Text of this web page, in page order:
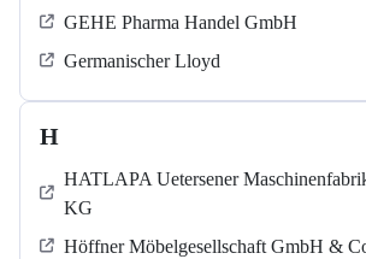
GEHE Pharma Handel GmbH
Germanischer Lloyd
H
HATLAPA Uetersener
KG
Höffner Möbelgesellschaft GmbH &